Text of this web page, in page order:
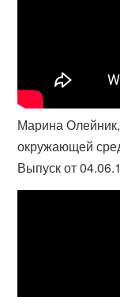
Марина
окружающей
Выпуск от